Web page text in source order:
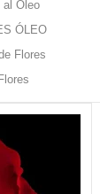
al Óleo
ÓLEO
Flores